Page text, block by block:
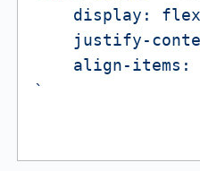
display:
justify-
align-items:
`